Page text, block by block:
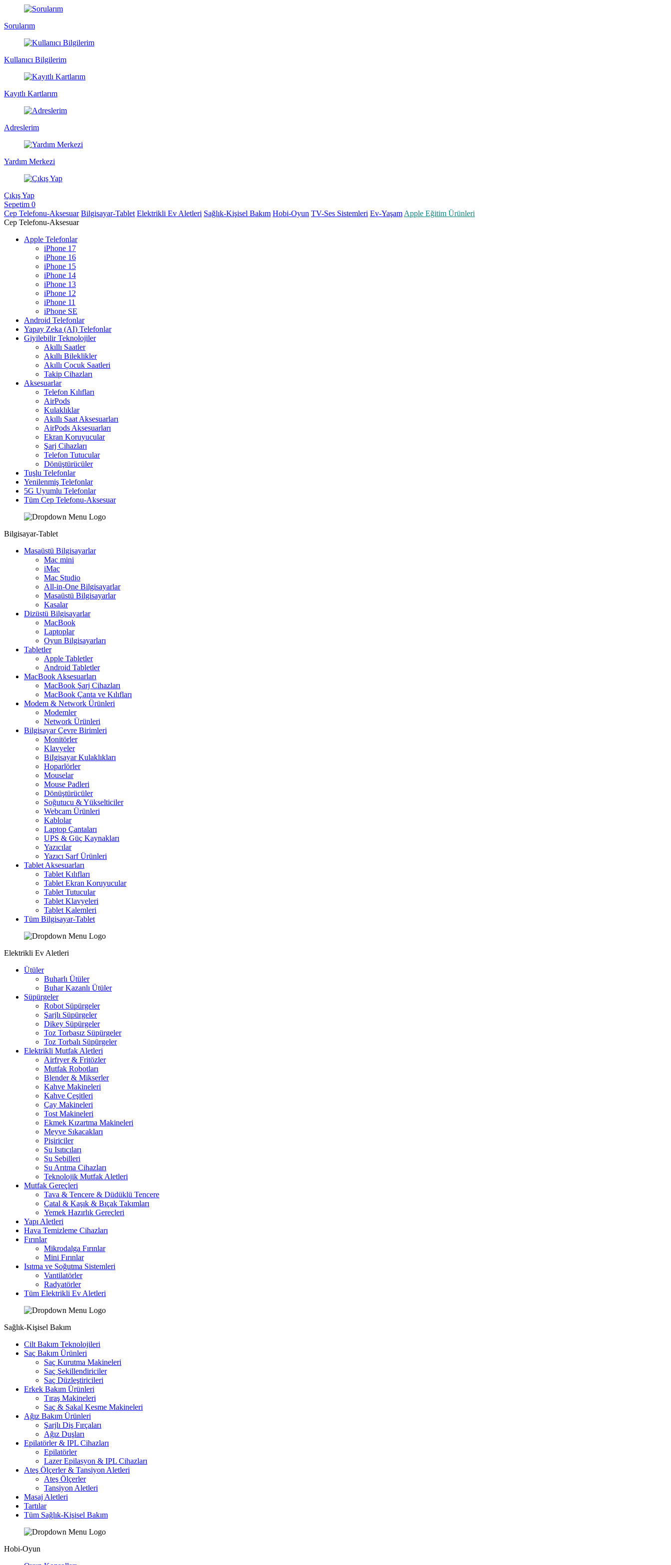
Sorularım
Kullanıcı Bilgilerim
Kayıtlı Kartlarım
Adreslerim
Yardım Merkezi
Çıkış Yap
Sepetim 0
Cep Telefonu-Aksesuar Bilgisayar-Tablet Elektrikli Ev Aletleri Sağlık-Kişisel Bakım Hobi-Oyun TV-Ses Sistemleri Ev-Yaşam Apple Eğitim Ürünleri
Cep Telefonu-Aksesuar
Apple Telefonlar
iPhone 17
iPhone 16
iPhone 15
iPhone 14
iPhone 13
iPhone 12
iPhone 11
iPhone SE
Android Telefonlar
Yapay Zeka (AI) Telefonlar
Giyilebilir Teknolojiler
Akıllı Saatler
Akıllı Bileklikler
Akıllı Çocuk Saatleri
Takip Cihazları
Aksesuarlar
Telefon Kılıfları
AirPods
Kulaklıklar
Akıllı Saat Aksesuarları
AirPods Aksesuarları
Ekran Koruyucular
Şarj Cihazları
Telefon Tutucular
Dönüştürücüler
Tuşlu Telefonlar
Yenilenmiş Telefonlar
5G Uyumlu Telefonlar
Tüm Cep Telefonu-Aksesuar
Bilgisayar-Tablet
Masaüstü Bilgisayarlar
Mac mini
iMac
Mac Studio
All-in-One Bilgisayarlar
Masaüstü Bilgisayarlar
Kasalar
Dizüstü Bilgisayarlar
MacBook
Laptoplar
Oyun Bilgisayarları
Tabletler
Apple Tabletler
Android Tabletler
MacBook Aksesuarları
MacBook Şarj Cihazları
MacBook Çanta ve Kılıfları
Modem & Network Ürünleri
Modemler
Network Ürünleri
Bilgisayar Çevre Birimleri
Monitörler
Klavyeler
BiIgisayar Kulaklıkları
Hoparlörler
Mouselar
Mouse Padleri
Dönüştürücüler
Soğutucu & Yükselticiler
Webcam Ürünleri
Kablolar
Laptop Çantaları
UPS & Güç Kaynakları
Yazıcılar
Yazıcı Sarf Ürünleri
Tablet Aksesuarları
Tablet Kılıfları
Tablet Ekran Koruyucular
Tablet Tutucular
Tablet Klavyeleri
Tablet Kalemleri
Tüm Bilgisayar-Tablet
Elektrikli Ev Aletleri
Ütüler
Buharlı Ütüler
Buhar Kazanlı Ütüler
Süpürgeler
Robot Süpürgeler
Şarjlı Süpürgeler
Dikey Süpürgeler
Toz Torbasız Süpürgeler
Toz Torbalı Süpürgeler
Elektrikli Mutfak Aletleri
Airfryer & Fritözler
Mutfak Robotları
Blender & Mikserler
Kahve Makineleri
Kahve Çeşitleri
Çay Makineleri
Tost Makineleri
Ekmek Kızartma Makineleri
Meyve Sıkacakları
Pişiriciler
Su Isıtıcıları
Su Sebilleri
Su Arıtma Cihazları
Teknolojik Mutfak Aletleri
Mutfak Gereçleri
Tava & Tencere & Düdüklü Tencere
Çatal & Kaşık & Bıçak Takımları
Yemek Hazırlık Gereçleri
Yapı Aletleri
Hava Temizleme Cihazları
Fırınlar
Mikrodalga Fırınlar
Mini Fırınlar
Isıtma ve Soğutma Sistemleri
Vantilatörler
Radyatörler
Tüm Elektrikli Ev Aletleri
Sağlık-Kişisel Bakım
Cilt Bakım Teknolojileri
Saç Bakım Ürünleri
Saç Kurutma Makineleri
Saç Şekillendiriciler
Saç Düzleştiricileri
Erkek Bakım Ürünleri
Tıraş Makineleri
Saç & Sakal Kesme Makineleri
Ağız Bakım Ürünleri
Şarjlı Diş Fırçaları
Ağız Duşları
Epilatörler & IPL Cihazları
Epilatörler
Lazer Epilasyon & IPL Cihazları
Ateş Ölçerler & Tansiyon Aletleri
Ateş Ölçerler
Tansiyon Aletleri
Masaj Aletleri
Tartılar
Tüm Sağlık-Kişisel Bakım
Hobi-Oyun